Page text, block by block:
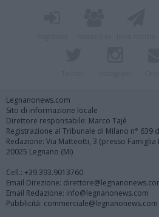
Legnanonews.com
Sito di informazione locale
Direttore responsabile: Marco Tajè
Registrazione al Tribunale di Milano n° 639
Redazione: Via Matteotti, 3 (presso Famiglia
20025 Legnano (MI)
Cell.: +39.393.9013760
Email Direzione:
Email Redazione: info@legnanonews.com
Pubblicità: commerciale@legnanonews.com